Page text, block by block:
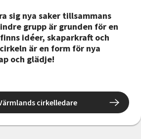
sig nya saker tillsammans
grupp är grunden för en
idéer, skaparkraft och
är en form för nya
och glädje!
cirkelledare